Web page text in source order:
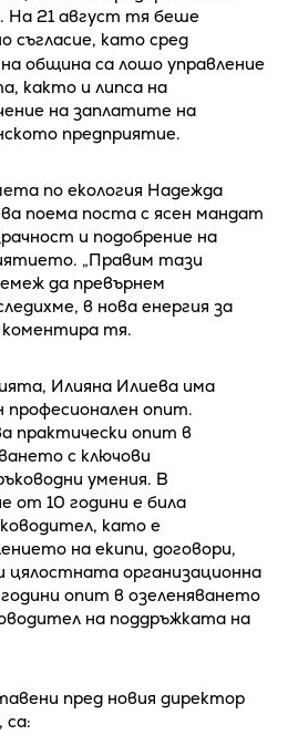
21 август тя беше
съгласие, като сред
община са лошо управление
както и липса на
на заплатите на
предприятие.
по екология Надежда
поема поста с ясен мандат
и подобрение на
„Правим тази
да превърнем
в нова енергия за
коментира тя.
Илияна Илиева има
професионален опит.
практически опит в
с ключови
умения. В
от 10 години е била
като е
на екипи, договори,
цялостната организационна
опит в озеленяването
на поддръжката на
пред новия директор